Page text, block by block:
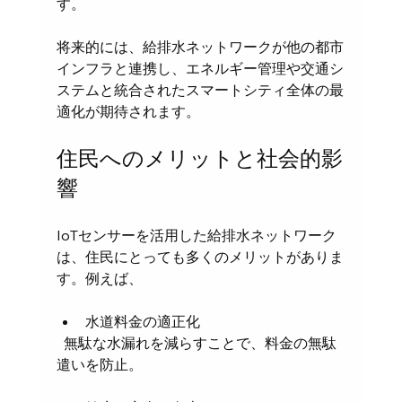
す。
将来的には、給排水ネットワークが他の都市
インフラと連携し、エネルギー管理や交通シ
ステムと統合されたスマートシティ全体の最
適化が期待されます。
住民へのメリットと社会的影
響
IoTセンサーを活用した給排水ネットワーク
は、住民にとっても多くのメリットがありま
す。例えば、
水道料金の適正化
遣いを防止。